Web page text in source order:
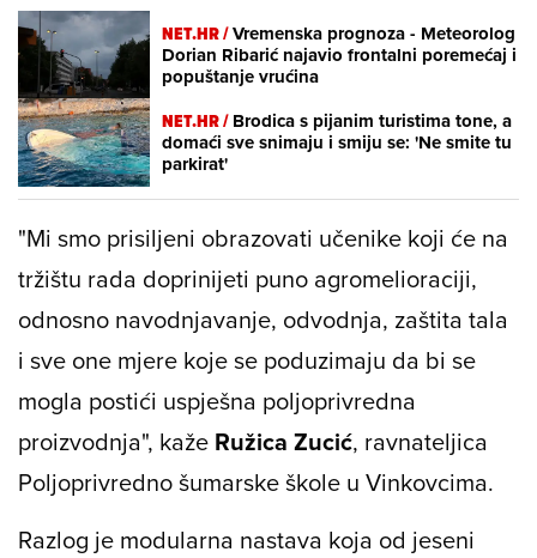
NET.HR /Vremenska prognoza - Meteorolog
Dorian Ribarić najavio frontalni poremećaj i
popuštanje vrućina
NET.HR /Brodica s pijanim turistima tone, a
domaći sve snimaju i smiju se: 'Ne smite tu
parkirat'
"Mi smo prisiljeni obrazovati učenike koji će na
tržištu rada doprinijeti puno agromelioraciji,
odnosno navodnjavanje, odvodnja, zaštita tala
i sve one mjere koje se poduzimaju da bi se
mogla postići uspješna poljoprivredna
proizvodnja", kaže Ružica Zucić, ravnateljica
Poljoprivredno šumarske škole u Vinkovcima.
Razlog je modularna nastava koja od jeseni